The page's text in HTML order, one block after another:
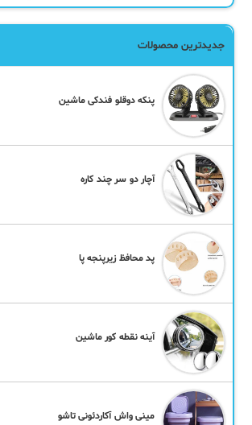
جدیدترین محصولات
پنکه دوقلو فندکی ماشین
آچار دو سر چند کاره
پد محافظ زیرپنجه پا
آینه نقطه کور ماشین
مینی واش آکاردئونی تاشو